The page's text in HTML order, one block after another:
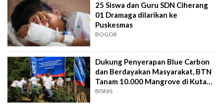
25 Siswa dan Guru SDN Ciherang
01 Dramaga dilarikan ke
Puskesmas
BOGOR
Dukung Penyerapan Blue Carbon
dan Berdayakan Masyarakat, BTN
Tanam 10.000 Mangrove di Kuta
Bali
BISNIS